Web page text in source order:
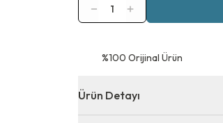
1
⁠%100 Orijinal Ürün
Ürün Detayı